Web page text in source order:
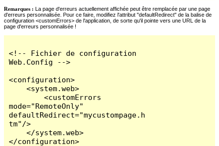
Remarques : La page d'erreurs actuellement affichée peut être remplacée par une page
d'erreurs personnalisée. Pour ce faire, modifiez l'attribut "defaultRedirect" de la balise de
configuration <customErrors> de l'application, de sorte qu'il pointe vers une URL de la
page d'erreurs personnalisée !
<!-- Fichier de configuration
Web.Config -->
<configuration>
    <system.web>
        <customErrors
mode="RemoteOnly"
defaultRedirect="mycustompage.h
tm"/>
    </system.web>
</configuration>